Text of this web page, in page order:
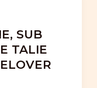
SUB
TALIE